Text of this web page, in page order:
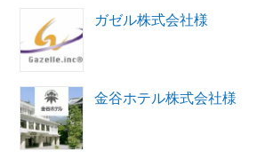
ガゼル株式会社様
金谷ホテル株式会社様